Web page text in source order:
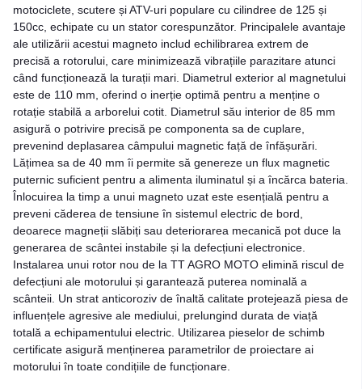
motociclete, scutere și ATV-uri populare cu cilindree de 125 și
150cc, echipate cu un stator corespunzător. Principalele avantaje
ale utilizării acestui magneto includ echilibrarea extrem de
precisă a rotorului, care minimizează vibrațiile parazitare atunci
când funcționează la turații mari. Diametrul exterior al magnetului
este de 110 mm, oferind o inerție optimă pentru a menține o
rotație stabilă a arborelui cotit. Diametrul său interior de 85 mm
asigură o potrivire precisă pe componenta sa de cuplare,
prevenind deplasarea câmpului magnetic față de înfășurări.
Lățimea sa de 40 mm îi permite să genereze un flux magnetic
puternic suficient pentru a alimenta iluminatul și a încărca bateria.
Înlocuirea la timp a unui magneto uzat este esențială pentru a
preveni căderea de tensiune în sistemul electric de bord,
deoarece magneții slăbiți sau deteriorarea mecanică pot duce la
generarea de scântei instabile și la defecțiuni electronice.
Instalarea unui rotor nou de la TT AGRO MOTO elimină riscul de
defecțiuni ale motorului și garantează puterea nominală a
scânteii. Un strat anticoroziv de înaltă calitate protejează piesa de
influențele agresive ale mediului, prelungind durata de viață
totală a echipamentului electric. Utilizarea pieselor de schimb
certificate asigură menținerea parametrilor de proiectare ai
motorului în toate condițiile de funcționare.